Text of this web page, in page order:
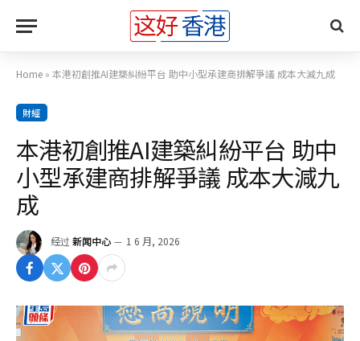
Home » 本港初創推AI建築糾紛平台 助中小型承建商排解爭議 成本大減九成
財經
本港初創推AI建築糾紛平台 助中
小型承建商排解爭議 成本大減九
成
经过 新闻中心 1 6 月, 2026